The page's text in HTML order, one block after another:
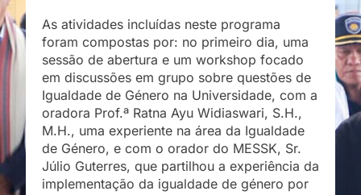
As atividades incluídas neste programa
foram compostas por: no primeiro dia, uma
sessão de abertura e um workshop focado
em discussões em grupo sobre questões de
Igualdade de Género na Universidade, com a
oradora Prof.ª Ratna Ayu Widiaswari, S.H.,
M.H., uma experiente na área da Igualdade
de Género, e com o orador do MESSK, Sr.
Júlio Guterres, que partilhou a experiência da
implementação da igualdade de género por